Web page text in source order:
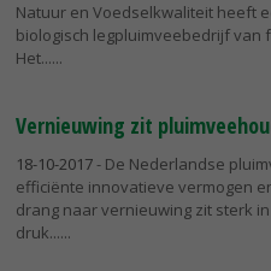
Natuur en Voedselkwaliteit heeft
biologisch legpluimveebedrijf van
Het...
Vernieuwing zit
18-10-2017- De Nederlandse
efficiënte innovatieve vermogen
drang naar vernieuwing zit sterk
druk...